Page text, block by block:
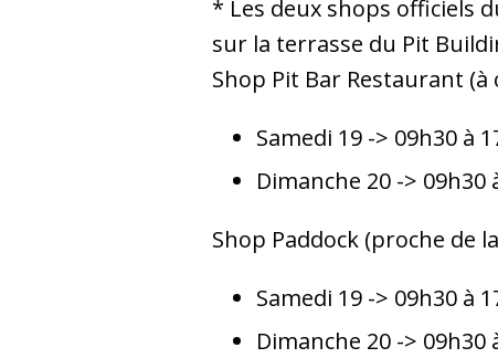
* Les deux shops officiels
sur la terrasse du Pit
Shop Pit Bar Restaurant
Samedi 19 -> 09h30 à
Dimanche 20 -> 09h30
Shop Paddock (proche de
Samedi 19 -> 09h30 à
Dimanche 20 -> 09h30